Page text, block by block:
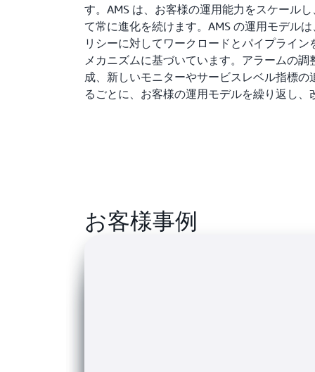
す。AMS は、お客様の運用能力をスケール
て常に進化を続けます。AMS の運用モデル
リシーに対してワークロードとパイプライ
メカニズムに基づいています。アラームの
成、新しいモニターやサービスレベル指標
るごとに、お客様の運用モデルを繰り返し、
お客様事例